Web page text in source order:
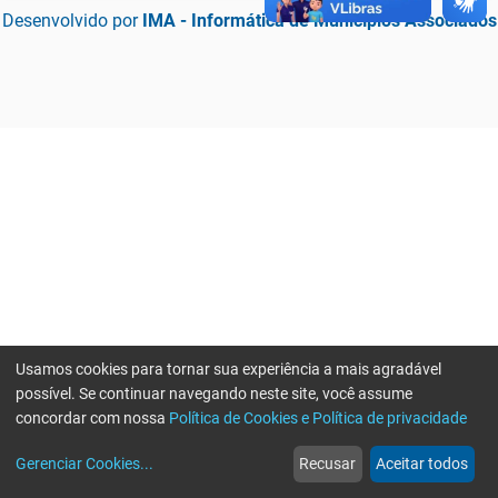
Desenvolvido por IMA - Informática de Municípios Associados
web
Notícias
more_horiz
Mais
Usamos cookies para tornar sua experiência a mais agradável
possível. Se continuar navegando neste site, você assume
concordar com nossa Política de Cookies e Política de privacidade
Gerenciar Cookies... Recusar Aceitar todos
Erro ao enviar informações, por favor tente novamente